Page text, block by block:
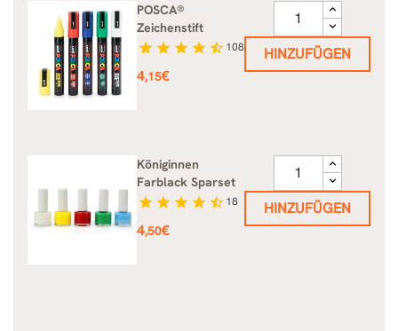
POSCA®
Zeichenstift
star star star star star_half 108
Preis
4,15€
HINZUFÜGEN
Königinnen
Farblack Sparset
star star star star star_half 18
Preis
4,50€
HINZUFÜGEN